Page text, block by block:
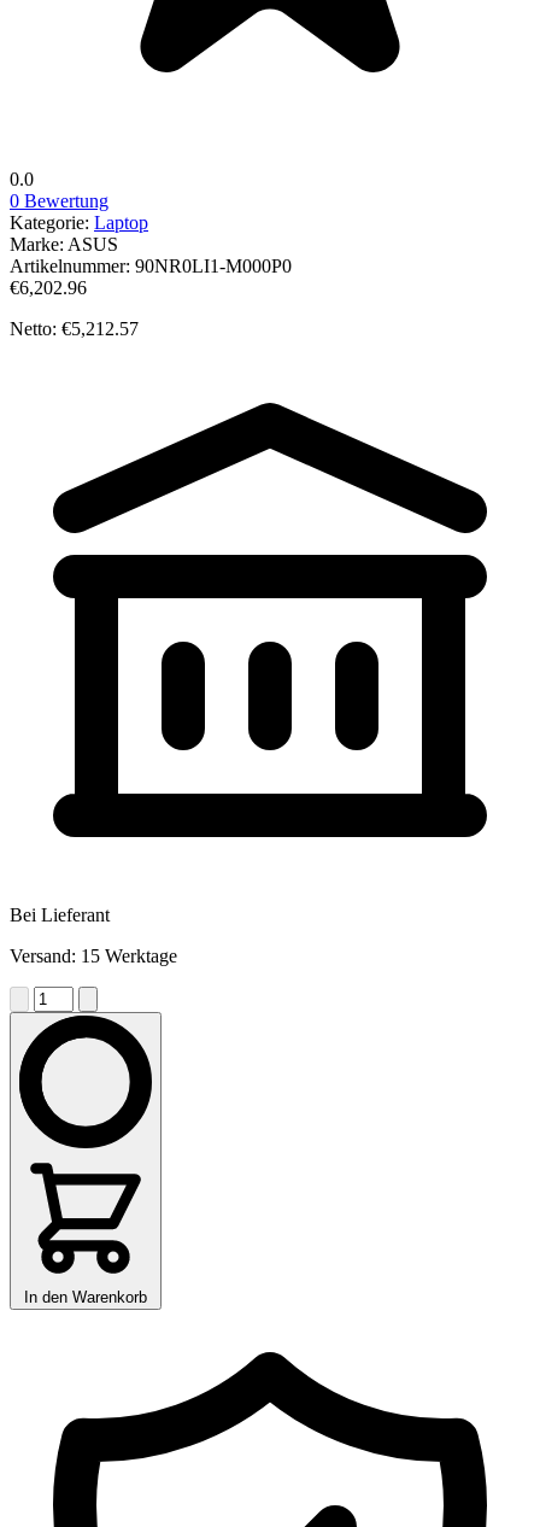
0.0
0 Bewertung
Kategorie: Laptop
Marke: ASUS
Artikelnummer: 90NR0LI1-M000P0
€6,202.96
Netto: €5,212.57
Bei Lieferant
Versand: 15 Werktage
In den Warenkorb